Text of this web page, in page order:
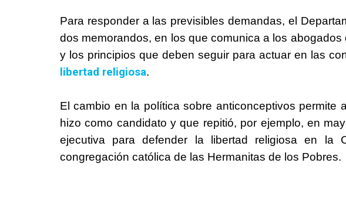
Para responder a las previsibles demandas, el
dos memorandos, en los que comunica a los abogados
y los principios que deben seguir para actuar en las
libertad religiosa.
El cambio en la política sobre anticonceptivos permite
hizo como candidato y que repitió, por ejemplo, en
ejecutiva para defender la libertad religiosa en la
congregación católica de las Hermanitas de los Pobres.